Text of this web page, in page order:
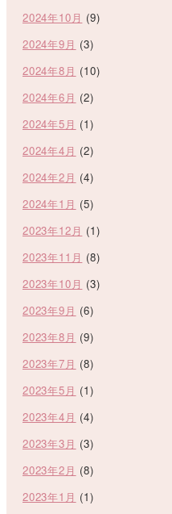
2024年10月 (9)
2024年9月 (3)
2024年8月 (10)
2024年6月 (2)
2024年5月 (1)
2024年4月 (2)
2024年2月 (4)
2024年1月 (5)
2023年12月 (1)
2023年11月 (8)
2023年10月 (3)
2023年9月 (6)
2023年8月 (9)
2023年7月 (8)
2023年5月 (1)
2023年4月 (4)
2023年3月 (3)
2023年2月 (8)
2023年1月 (1)